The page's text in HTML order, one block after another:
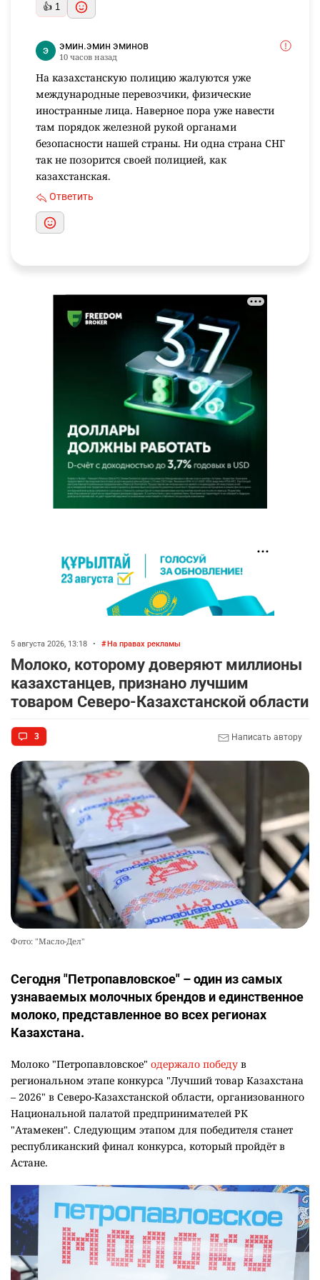
👍 1
эмин.эмин эминов
10 часов назад
На казахстанскую полицию жалуются уже
международные перевозчики, физические
иностранные лица. Наверное пора уже навести
там порядок железной рукой органами
безопасности нашей страны. Ни одна страна СНГ
так не позорится своей полицией, как
казахстанская.
Ответить
5 августа 2026, 13:18 • На правах рекламы
Молоко, которому доверяют миллионы
казахстанцев, признано лучшим
товаром Северо-Казахстанской области
3 Написать автору
Фото: "Масло-Дел"
Сегодня "Петропавловское" – один из самых
узнаваемых молочных брендов и единственное
молоко, представленное во всех регионах
Казахстана.
Молоко "Петропавловское" одержало победу в
региональном этапе конкурса "Лучший товар Казахстана
– 2026" в Северо-Казахстанской области, организованного
Национальной палатой предпринимателей РК
"Атамекен". Следующим этапом для победителя станет
республиканский финал конкурса, который пройдёт в
Астане.